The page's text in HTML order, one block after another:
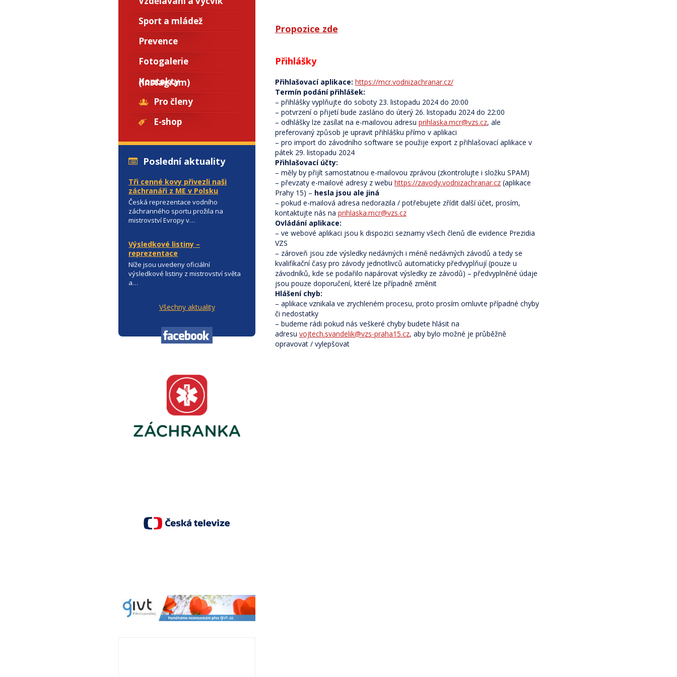
Propozice zde
Přihlášky
Přihlašovací aplikace: https://mcr.vodnizachranar.cz/
Termín podání přihlášek:
– přihlášky vyplňujte do soboty 23. listopadu 2024 do 20:00
– potvrzení o přijetí bude zasláno do úterý 26. listopadu 2024 do 22:00
– odhlášky lze zasílat na e-mailovou adresu prihlaska.mcr@vzs.cz, ale
preferovaný způsob je upravit přihlášku přímo v aplikaci
– pro import do závodního software se použije export z přihlašovací aplikace v
pátek 29. listopadu 2024
Přihlašovací účty:
– měly by přijít samostatnou e-mailovou zprávou (zkontrolujte i složku SPAM)
– převzaty e-mailové adresy z webu https://zavody.vodnizachranar.cz(aplikace
Prahy 15) – hesla jsou ale jiná
– pokud e-mailová adresa nedorazila / potřebujete zřídit další účet, prosím,
kontaktujte nás na prihlaska.mcr@vzs.cz
Ovládání aplikace:
– ve webové aplikaci jsou k dispozici seznamy všech členů dle evidence Prezidia
VZS
– zároveň jsou zde výsledky nedávných i méně nedávných závodů a tedy se
kvalifikační časy pro závody jednotlivců automaticky předvyplňují (pouze u
závodníků, kde se podařilo napárovat výsledky ze závodů) – předvyplněné údaje
jsou pouze doporučení, které lze případně změnit
Hlášení chyb:
– aplikace vznikala ve zrychleném procesu, proto prosím omluvte případné chyby
či nedostatky
– budeme rádi pokud nás veškeré chyby budete hlásit na
adresu vojtech.svandelik@vzs-praha15.cz, aby bylo možné je průběžně
opravovat / vylepšovat
Sport a mládež
Prevence
Fotogalerie
(Instagram)
Kontakty
Pro členy
E-shop
Poslední aktuality
Tři cenné kovy přivezli naši
záchranáři z ME v Polsku
Česká reprezentace vodního
záchranného sportu prožila na
mistrovství Evropy v…
Výsledkové listiny –
reprezentace
Níže jsou uvedeny oficiální
výsledkové listiny z mistrovství světa
a…
Všechny aktuality